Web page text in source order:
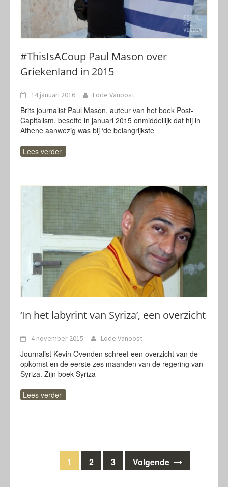
#ThisIsACoup Paul Mason over
Griekenland in 2015
14 januari 2016 Lode Vanoost
Brits journalist Paul Mason, auteur van het boek Post-
Capitalism, besefte in januari 2015 onmiddellijk dat hij in
Athene aanwezig was bij ‘de belangrijkste
Lees verder
‘In het labyrint van Syriza’, een overzicht
4 november 2015 Lode Vanoost
Journalist Kevin Ovenden schreef een overzicht van de
opkomst en de eerste zes maanden van de regering van
Syriza. Zijn boek Syriza –
Lees verder
Berichten
1 2 3 Volgende